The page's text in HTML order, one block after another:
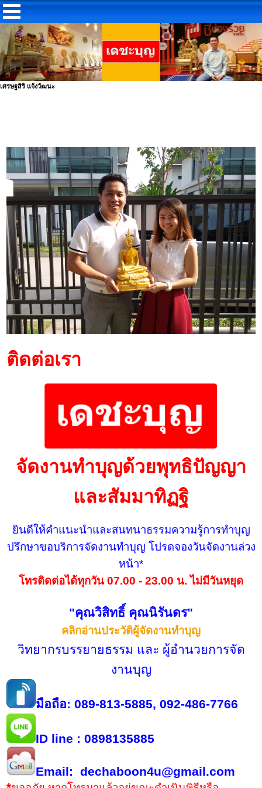
เศรษฐสิริ แจ้งวัฒนะ
ติดต่อเรา
จัดงานทำบุญด้วยพุทธิปัญญา
และสัมมาทิฏฐิ
ยินดีให้คำแนะนำและสนทนาธรรมความรู้การทำบุญ
ปรึกษาขอบริการจัดงานทำบุญ โปรดจองวันจัดงานล่วง
หน้า*
โทรติดต่อได้ทุกวัน 07.00 - 23.00 น. ไม่มีวันหยุด
"คุณวิสิทธิ์ คุณนิรันดร"
คลิกอ่านประวัติผู้จัดงานทำบุญ
วิทยากรบรรยายธรรม และ ผู้อำนวยการจัด
งานบุญ
มือถือ: 089-813-5885, 092-486-7766
ID line : 0898135885
Email: dechaboon4u@gmail.com